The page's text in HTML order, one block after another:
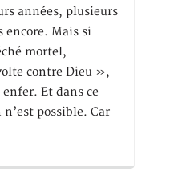
années, plusieurs
encore. Mais si
mortel,
contre Dieu »,
Et dans ce
possible. Car